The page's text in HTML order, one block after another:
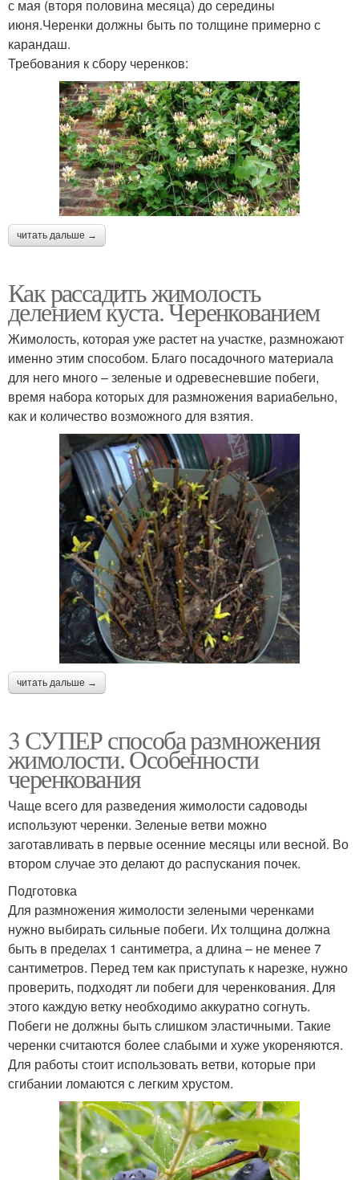
с мая (вторя половина месяца) до середины
июня.Черенки должны быть по толщине примерно с
карандаш.
Требования к сбору черенков:
читать дальше →
Как рассадить жимолость
делением куста. Черенкованием
Жимолость, которая уже растет на участке, размножают
именно этим способом. Благо посадочного материала
для него много – зеленые и одревесневшие побеги,
время набора которых для размножения вариабельно,
как и количество возможного для взятия.
читать дальше →
3 СУПЕР способа размножения
жимолости. Особенности
черенкования
Чаще всего для разведения жимолости садоводы
используют черенки. Зеленые ветви можно
заготавливать в первые осенние месяцы или весной. Во
втором случае это делают до распускания почек.
Подготовка
Для размножения жимолости зелеными черенками
нужно выбирать сильные побеги. Их толщина должна
быть в пределах 1 сантиметра, а длина – не менее 7
сантиметров. Перед тем как приступать к нарезке, нужно
проверить, подходят ли побеги для черенкования. Для
этого каждую ветку необходимо аккуратно согнуть.
Побеги не должны быть слишком эластичными. Такие
черенки считаются более слабыми и хуже укореняются.
Для работы стоит использовать ветви, которые при
сгибании ломаются с легким хрустом.